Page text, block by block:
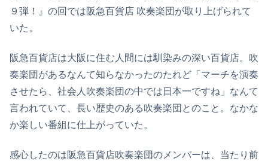
９弾！』の回では阪急百貨店 吹奏楽団が取り上げられて
いた。
阪急百貨店は大阪に住む人間には馴染みの深い百貨店。吹
奏楽団があるなんて知らなかったのたれど「マーチを演奏
させたら、社会人吹奏楽団の中では日本一ですね」なんて
言われていて、長い歴史のある吹奏楽団とのこと。なかな
か楽しい番組に仕上がっていた。
感心したのは阪急百貨店吹奏楽団のメンバーは、当たり前